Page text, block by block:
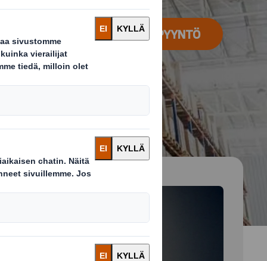
JÄTÄ YHTEYDENOTTOPYYNTÖ
and next buttons to move between slides. Only